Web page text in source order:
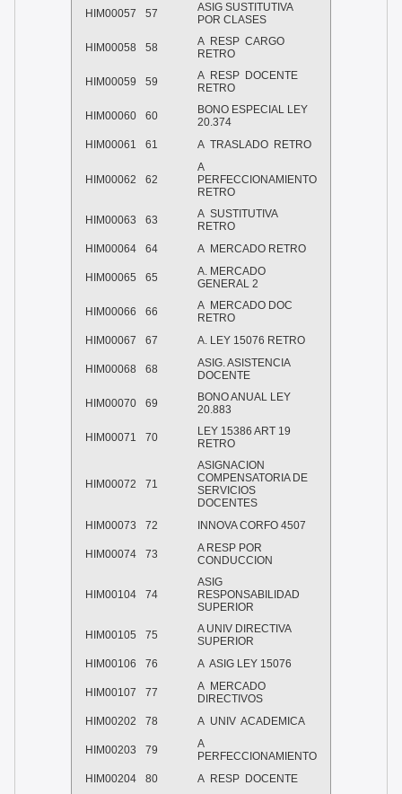
HIM00057 57
ASIG SUSTITUTIVA
POR CLASES
HIM00058 58
A RESP CARGO
RETRO
HIM00059 59
A RESP DOCENTE
RETRO
HIM00060 60
BONO ESPECIAL LEY
20.374
HIM00061
61 A TRASLADO RETRO
HIM00062 62
A
PERFECCIONAMIENTO
RETRO
HIM00063 63
A SUSTITUTIVA
RETRO
HIM00064
64 A MERCADO RETRO
HIM00065 65
A. MERCADO
GENERAL 2
HIM00066 66
A MERCADO DOC
RETRO
HIM00067
67 A. LEY 15076 RETRO
HIM00068 68
ASIG. ASISTENCIA
DOCENTE
HIM00070 69
BONO ANUAL LEY
20.883
HIM00071 70
LEY 15386 ART 19
RETRO
HIM00072 71
ASIGNACION
COMPENSATORIA DE
SERVICIOS
DOCENTES
HIM00073
72 INNOVA CORFO 4507
HIM00074 73
A RESP POR
CONDUCCION
HIM00104 74
ASIG
RESPONSABILIDAD
SUPERIOR
HIM00105 75
A UNIV DIRECTIVA
SUPERIOR
HIM00106
76 A ASIG LEY 15076
HIM00107 77
A MERCADO
DIRECTIVOS
HIM00202
78 A UNIV ACADEMICA
HIM00203 79
A
PERFECCIONAMIENTO
HIM00204
80 A RESP DOCENTE